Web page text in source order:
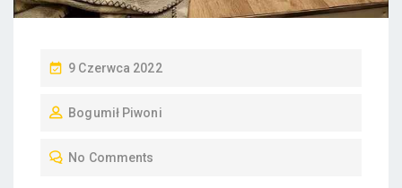
P
S
9 Czerwca 2022
Bogumił Piwoni
No Comments